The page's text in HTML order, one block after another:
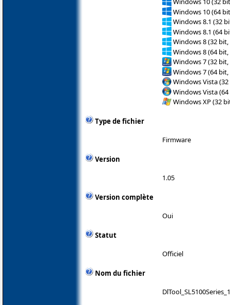
Windows 10 (64
Windows 8.1 (32
Windows 8.1 (64
Windows 8 (32 bit,
Windows 8 (64 bit,
Windows 7 (32 bit,
Windows 7 (64 bit,
Windows Vista
Windows Vista
Windows XP (32
Type de fichier
Firmware
Version
1.05
Version complète
Oui
Statut
Officiel
Nom du fichier